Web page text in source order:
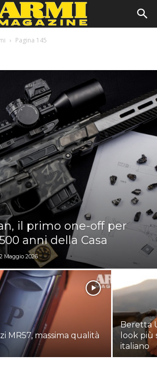
Pagina 145
il primo one-off per
anni della Casa
Maggio 2026
MR57, massima qualità
Beretta
look più
italiano